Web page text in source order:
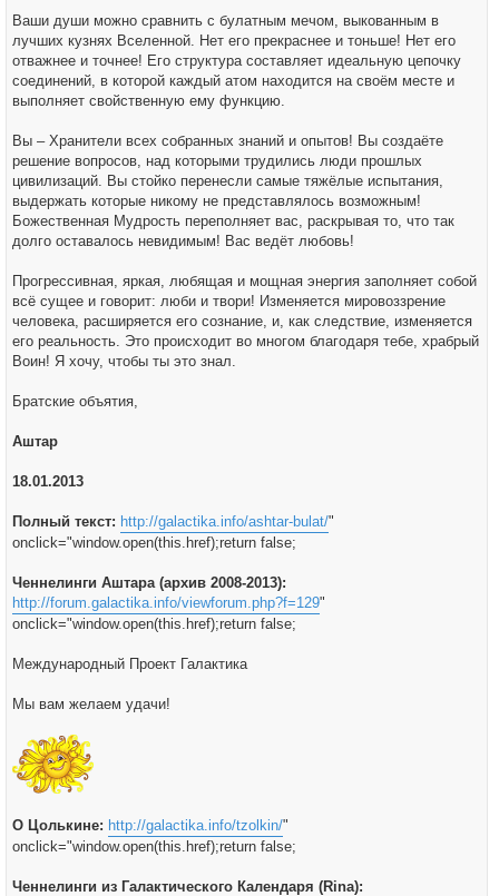
Ваши души можно сравнить с булатным мечом, выкованным в
лучших кузнях Вселенной. Нет его прекраснее и тоньше! Нет его
отважнее и точнее! Его структура составляет идеальную цепочку
соединений, в которой каждый атом находится на своём месте и
выполняет свойственную ему функцию.
Вы – Хранители всех собранных знаний и опытов! Вы создаёте
решение вопросов, над которыми трудились люди прошлых
цивилизаций. Вы стойко перенесли самые тяжёлые испытания,
выдержать которые никому не представлялось возможным!
Божественная Мудрость переполняет вас, раскрывая то, что так
долго оставалось невидимым! Вас ведёт любовь!
Прогрессивная, яркая, любящая и мощная энергия заполняет собой
всё сущее и говорит: люби и твори! Изменяется мировоззрение
человека, расширяется его сознание, и, как следствие, изменяется
его реальность. Это происходит во многом благодаря тебе, храбрый
Воин! Я хочу, чтобы ты это знал.
Братские объятия,
Аштар
18.01.2013
Полный текст: http://galactika.info/ashtar-bulat/"
onclick="window.open(this.href);return false;
Ченнелинги Аштара (архив 2008-2013):
http://forum.galactika.info/viewforum.php?f=129"
onclick="window.open(this.href);return false;
Международный Проект Галактика
Мы вам желаем удачи!
О Цолькине: http://galactika.info/tzolkin/"
onclick="window.open(this.href);return false;
Ченнелинги из Галактического Календаря (Rina):